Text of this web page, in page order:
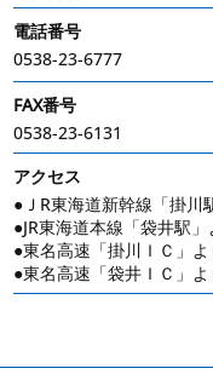
電話番号
0538-23-6777
FAX番号
0538-23-6131
アクセス
●ＪR東海道新幹線「掛川
●JR東海道本線「袋井駅
●東名高速「掛川ＩＣ」
●東名高速「袋井ＩＣ」